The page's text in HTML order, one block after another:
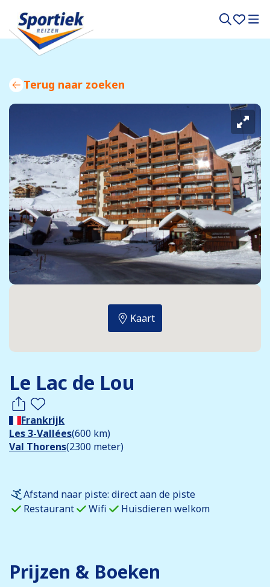
Terug naar zoeken
Le Lac de Lou
Frankrijk
Les 3-Vallées(600 km)
Val Thorens(2300 meter)
Kaart
Afstand naar piste: direct aan de piste
Restaurant
Wifi Huisdieren welkom
Prijzen & Boeken